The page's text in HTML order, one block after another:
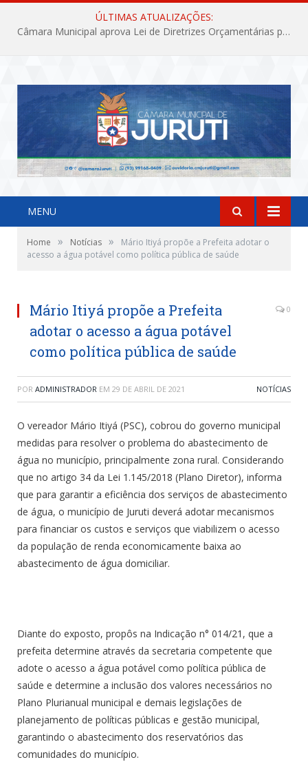
ÚLTIMAS ATUALIZAÇÕES:
Câmara Municipal aprova Lei de Diretrizes Orçamentárias para o exercício financeiro de 2027
MENU
Home » Notícias »
Mário Itiyá propõe a Prefeita adotar o
acesso a água potável como política pública de saúde
Mário Itiyá propõe a Prefeita
adotar o acesso a água potável
como política pública de saúde
0
POR ADMINISTRADOR EM 29 DE ABRIL DE 2021 NOTÍCIAS
O vereador Mário Itiyá (PSC), cobrou do governo municipal
medidas para resolver o problema do abastecimento de
água no município, principalmente zona rural. Considerando
que no artigo 34 da Lei 1.145/2018 (Plano Diretor), informa
que para garantir a eficiência dos serviços de abastecimento
de água, o município de Juruti deverá adotar mecanismos
para financiar os custos e serviços que viabilizem o acesso
da população de renda economicamente baixa ao
abastecimento de água domiciliar.
Diante do exposto, propôs na Indicação n° 014/21, que a
prefeita determine através da secretaria competente que
adote o acesso a água potável como política pública de
saúde e determine a inclusão dos valores necessários no
Plano Plurianual municipal e demais legislações de
planejamento de políticas públicas e gestão municipal,
garantindo o abastecimento dos reservatórios das
comunidades do município.